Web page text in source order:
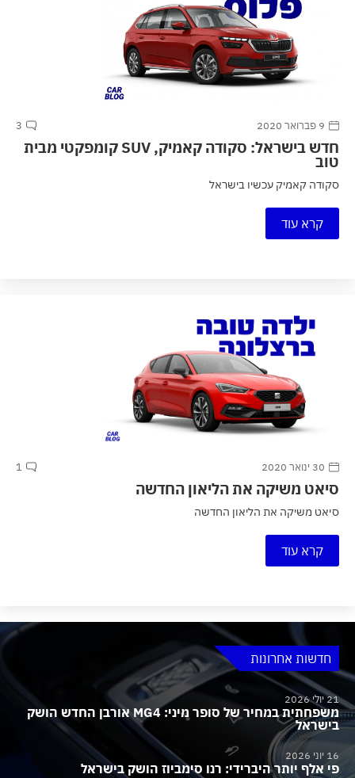
9 פברואר 2020 3
חדש בישראל: סקודה קאמיק, SUV קומפקטי מבית
טוב
סקודה קאמיק עכשיו בישראל
קרא עוד
30 ינואר 2020 1
סיאט משיקה את הליאון החדשה
סיאט משיקה את הליאון החדשה
קרא עוד
חדשות אחרונות
21 יולי 2026
משפחתית במחיר של סופר מיני: MG4 אורבן החדש הושק
בישראל
16 יוני 2026
פי אלף יותר היברידי: רנו סימביוז הושק בישראל